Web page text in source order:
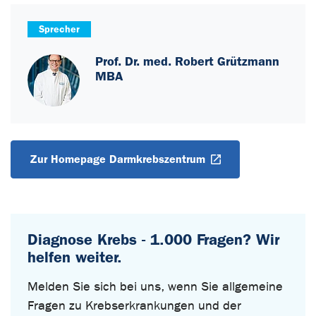
Sprecher
Prof. Dr. med. Robert Grützmann
MBA
Zur Homepage Darmkrebszentrum
Diagnose Krebs - 1.000 Fragen? Wir
helfen weiter.
Melden Sie sich bei uns, wenn Sie allgemeine
Fragen zu Krebserkrankungen und der